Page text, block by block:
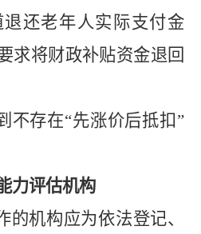
还老年人实际支付金
求将财政补贴资金退回
不存在“先涨价后抵扣 ”
力评估机构
的机构应为依法登记、